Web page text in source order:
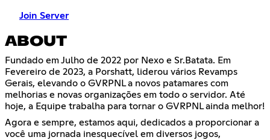
Join Server
ABOUT
Fundado em Julho de 2022 por Nexo e Sr.Batata. Em
Fevereiro de 2023, a Porshatt, liderou vários Revamps
Gerais, elevando o GVRPNL a novos patamares com
melhorias e novas organizações em todo o servidor. Até
hoje, a Equipe trabalha para tornar o GVRPNL ainda melhor!
Agora e sempre, estamos aqui, dedicados a proporcionar a
você uma jornada inesquecível em diversos jogos,